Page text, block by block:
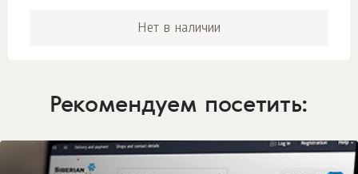
Нет в наличии
Рекомендуем посетить: